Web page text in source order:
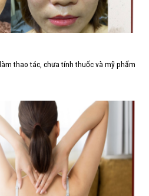
làm thao tác, chưa tính thuốc và mỹ phẩm